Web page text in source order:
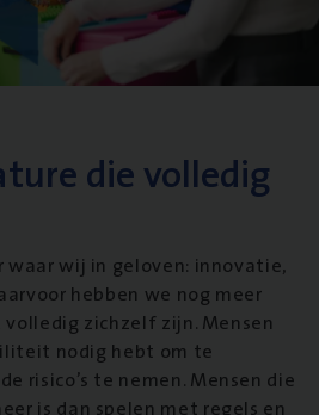
die volledig
waar wij in geloven: innovatie,
hebben we nog meer
zichzelf zijn. Mensen
nodig hebt om te
risico’s te nemen. Mensen die
is dan spelen met regels en